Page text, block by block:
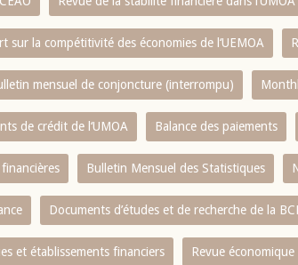
sur la compétitivité des économies de l‘UEMOA
mensuel de conjoncture (interrompu)
de crédit de l‘UMOA Balance des paiements
Bulletin Mensuel des Statistiques
Documents d’études et de recherche de la
et établissements financiers Revue